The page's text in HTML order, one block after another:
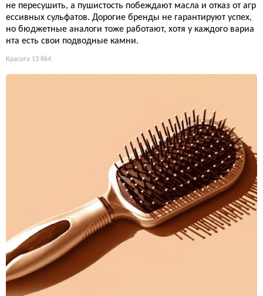
не пересушить, а пушистость побеждают масла и отказ от агр
ессивных сульфатов. Дорогие бренды не гарантируют успех,
но бюджетные аналоги тоже работают, хотя у каждого вариа
нта есть свои подводные камни.
Красота 13 864